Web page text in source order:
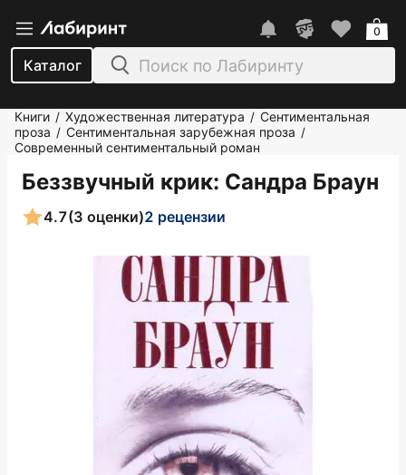
Каталог
0
Книги / Художественная литература / Сентиментальная
проза / Сентиментальная зарубежная проза /
Современный сентиментальный роман
Беззвучный крик: Сандра Браун
4.7(3 оценки)2 рецензии